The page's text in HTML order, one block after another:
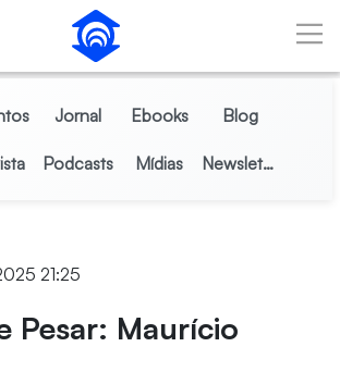
principal
Jornal Ebooks Blog
Podcasts Mídias Newsletter
21:25
Pesar: Maurício